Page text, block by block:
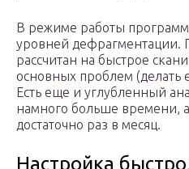
В режиме работы
уровней дефрагментации.
рассчитан на быстрое
основных проблем (делать
Есть еще и углубленный
намного больше времени,
достаточно раз в месяц.
Настройка